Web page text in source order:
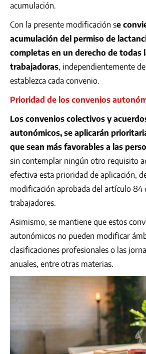
acumulación.
Con la presente modificación se
acumulación del permiso de
completas en un derecho de todas
trabajadoras, independientemente
establezca cada convenio.
Prioridad de los convenios
Los convenios colectivos y
autonómicos, se aplicarán
que sean más favorables a las
sin contemplar ningún otro requisito
efectiva esta prioridad de aplicación,
modificación aprobada del artículo 84
trabajadores.
Asimismo, se mantiene que estos
autonómicos no pueden modificar
clasificaciones profesionales o las
anuales, entre otras materias.